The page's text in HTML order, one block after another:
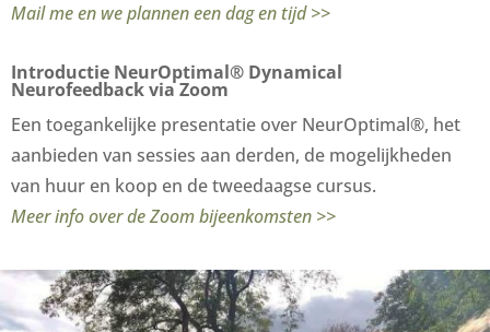
Mail me en we plannen een dag en tijd >>
Introductie NeurOptimal® Dynamical
Neurofeedback via Zoom
Een toegankelijke presentatie over NeurOptimal®, het
aanbieden van sessies aan derden, de mogelijkheden
van huur en koop en de tweedaagse cursus.
Meer info over de Zoom bijeenkomsten >>